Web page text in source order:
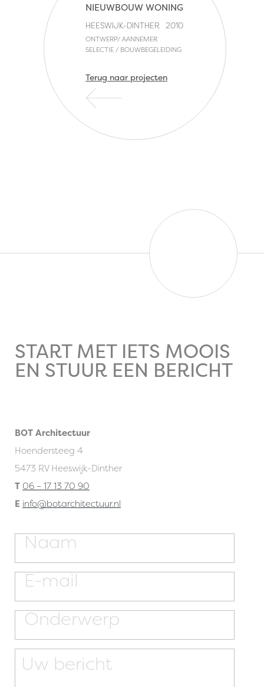
NIEUWBOUW WONING
HEESWIJK-DINTHER 2010
ONTWERP/ AANNEMER
SELECTIE / BOUWBEGELEIDING
Terug naar projecten
START MET IETS MOOIS
EN STUUR EEN BERICHT
BOT Architectuur
Hoendersteeg 4
5473 RV Heeswijk-Dinther
T 06 – 17 13 70 90
E info@botarchitectuur.nl